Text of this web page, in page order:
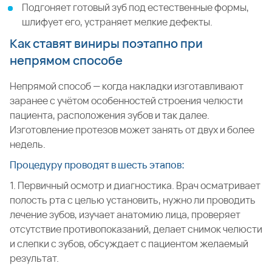
Подгоняет готовый зуб под естественные формы,
шлифует его, устраняет мелкие дефекты.
Как ставят виниры поэтапно при
непрямом способе
Непрямой способ — когда накладки изготавливают
заранее с учётом особенностей строения челюсти
пациента, расположения зубов и так далее.
Изготовление протезов может занять от двух и более
недель.
Процедуру проводят в шесть этапов:
1. Первичный осмотр и диагностика. Врач осматривает
полость рта с целью установить, нужно ли проводить
лечение зубов, изучает анатомию лица, проверяет
отсутствие противопоказаний, делает снимок челюсти
и слепки с зубов, обсуждает с пациентом желаемый
результат.